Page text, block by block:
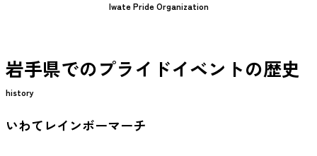
Iwate Pride Organization
岩手県でのプライドイベントの歴史
history
いわてレインボーマーチ